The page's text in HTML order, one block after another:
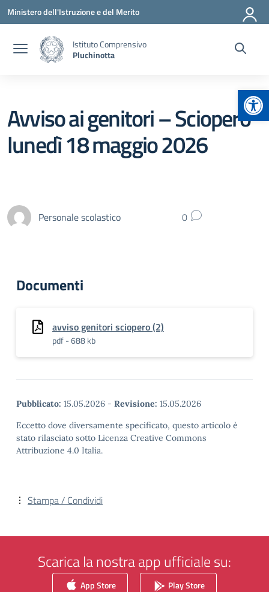
Vai ai contenuti
Vai al menu di navigazione
Vai al footer
Ministero dell'Istruzione e del Merito
Istituto Comprensivo
Pluchinotta
Avviso ai genitori – Sciopero
lunedì 18 maggio 2026
Personale scolastico 0
Documenti
avviso genitori sciopero (2)
pdf - 688 kb
Pubblicato: 15.05.2026 - Revisione: 15.05.2026
Eccetto dove diversamente specificato, questo articolo è
stato rilasciato sotto Licenza Creative Commons
Attribuzione 4.0 Italia.
Stampa / Condividi
Scarica la nostra app ufficiale su:
App Store Play Store